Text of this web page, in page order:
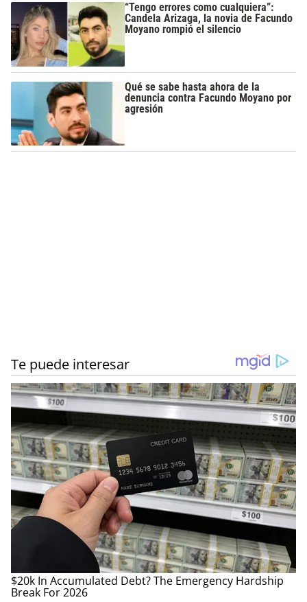
“Tengo errores como cualquiera”:
Candela Arizaga, la novia de Facundo
Moyano rompió el silencio
Qué se sabe hasta ahora de la
denuncia contra Facundo Moyano por
agresión